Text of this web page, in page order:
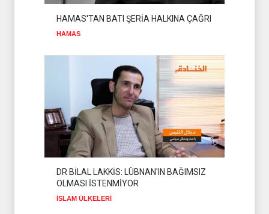
DEĞERLENDİRDİ
08 Ağustos 2026
HAMAS'TAN BATI ŞERİA HALKINA ÇAĞRI
HAMAS
DR BİLAL LAKKİS: LÜBNAN'IN BAĞIMSIZ
OLMASI İSTENMİYOR
İSLAM ÜLKELERİ